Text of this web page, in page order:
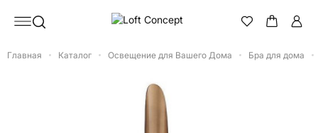
Главная Каталог Освещение для Вашего Дома Бра для дома